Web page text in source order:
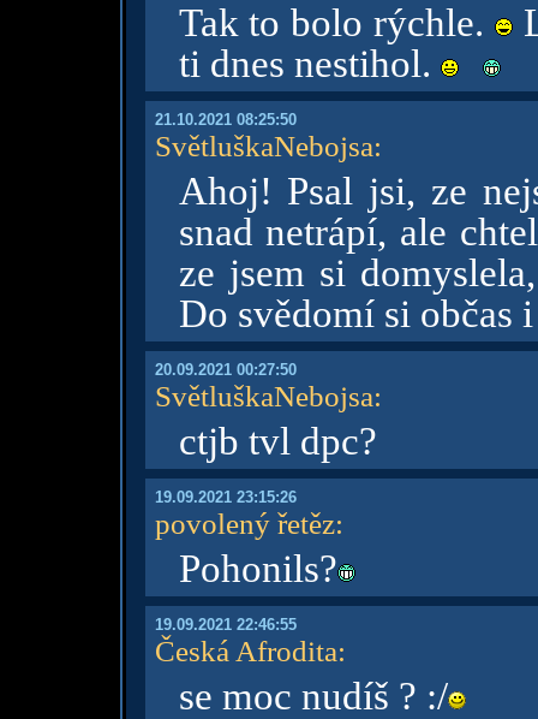
Tak to bolo rýchle.
ti dnes nestihol.
21.10.2021 08:25:50
SvětluškaNebojsa:
Ahoj! Psal jsi, ze
snad netrápí, ale
ze jsem si
Do svědomí si občas
20.09.2021 00:27:50
SvětluškaNebojsa:
ctjb tvl dpc?
19.09.2021 23:15:26
povolený řetěz:
Pohonils?
19.09.2021 22:46:55
Česká Afrodita:
se moc nudíš ? :/